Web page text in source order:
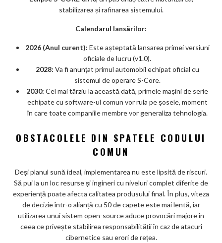
stabilizarea și rafinarea sistemului.
Calendarul lansărilor:
2026 (Anul curent): Este așteptată lansarea primei versiuni
oficiale de lucru (v1.0).
2028: Va fi anunțat primul automobil echipat oficial cu
sistemul de operare S-Core.
2030: Cel mai târziu la această dată, primele mașini de serie
echipate cu software-ul comun vor rula pe șosele, moment
în care toate companiile membre vor generaliza tehnologia.
OBSTACOLELE DIN SPATELE CODULUI
COMUN
Deși planul sună ideal, implementarea nu este lipsită de riscuri.
Să pui la un loc resurse și ingineri cu niveluri complet diferite de
experiență poate afecta calitatea produsului final. În plus, viteza
de decizie într-o alianță cu 50 de capete este mai lentă, iar
utilizarea unui sistem open-source aduce provocări majore în
ceea ce privește stabilirea responsabilității în caz de atacuri
cibernetice sau erori de rețea.